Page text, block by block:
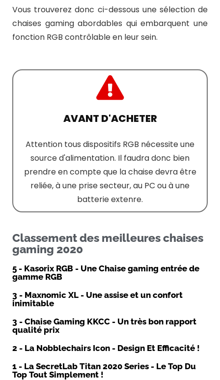
Vous trouverez donc ci-dessous une sélection de
chaises gaming abordables qui embarquent une
fonction RGB contrôlable en leur sein.
AVANT D'ACHETER
Attention tous dispositifs RGB nécessite une
source d'alimentation. Il faudra donc bien
prendre en compte que la chaise devra être
reliée, à une prise secteur, au PC ou à une
batterie extenre.
Classement des meilleures chaises
gaming 2020
5 - Kasorix RGB - Une Chaise gaming entrée de
gamme RGB
3 - Maxnomic XL - Une assise et un confort
inimitable
3 - Chaise Gaming KKCC - Un très bon rapport
qualité prix
2 - La Nobblechairs Icon - Design Et Efficacité !
1 - La SecretLab Titan 2020 Series - Le Top Du
Top Tout Simplement !